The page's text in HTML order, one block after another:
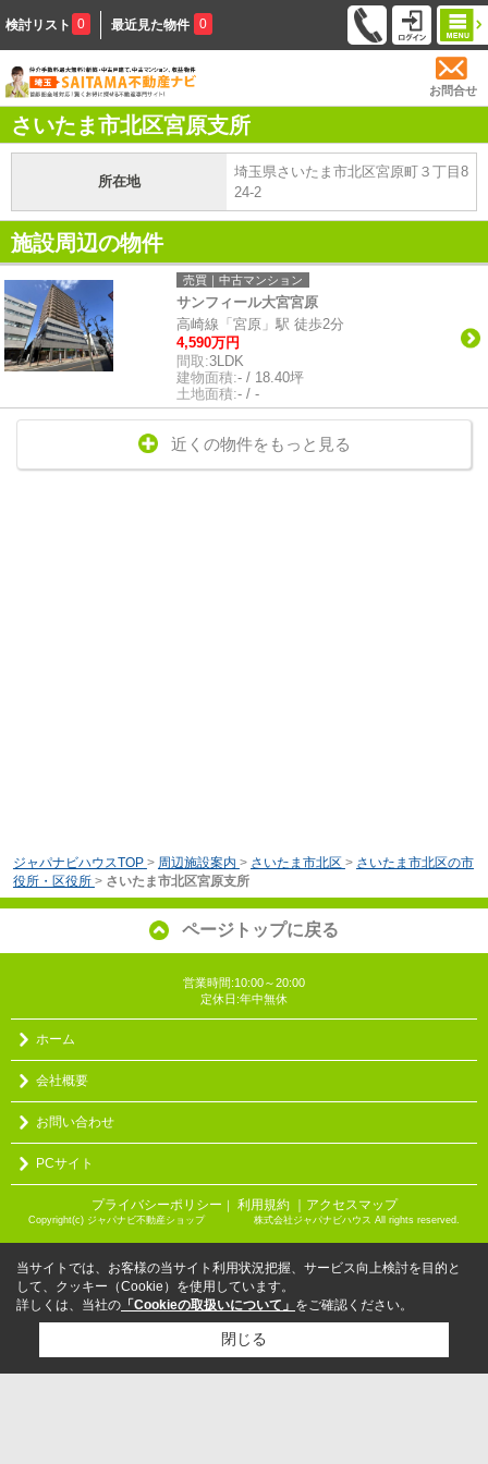
検討リスト 0 最近見た物件 0
お問合せ
さいたま市北区宮原支所
所在地
埼玉県さいたま市北区宮原町３丁目8
24-2
施設周辺の物件
売買｜中古マンション
サンフィール大宮宮原
高崎線「宮原」駅 徒歩2分
4,590万円
間取:3LDK
建物面積:- / 18.40坪
土地面積:- / -
近くの物件をもっと見る
ジャパナビハウスTOP > 周辺施設案内 > さいたま市北区 > さいたま市北区の市
役所・区役所 > さいたま市北区宮原支所
ページトップに戻る
営業時間:10:00～20:00
定休日:年中無休
ホーム
会社概要
お問い合わせ
PCサイト
プライバシーポリシー ｜ 利用規約 ｜アクセスマップ
Copyright(c) ジャパナビ不動産ショップ 株式会社ジャパナビハウス All rights reserved.
当サイトでは、お客様の当サイト利用状況把握、サービス向上検討を目的と
して、クッキー（Cookie）を使用しています。
詳しくは、当社の 「Cookieの取扱いについて」 をご確認ください。
閉じる